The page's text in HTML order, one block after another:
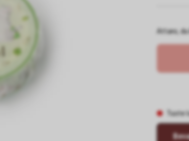
Attans,